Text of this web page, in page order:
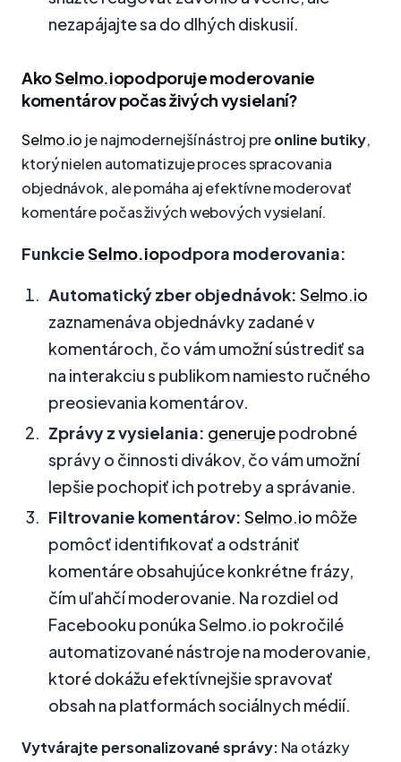
nezapájajte sa do dlhých diskusií.
AkoSelmo.iopodporuje moderovanie
komentárov počas živých vysielaní?
Selmo.io je najmodernejší nástroj preonline butiky,
ktorý nielen automatizuje proces spracovania
objednávok, ale pomáha aj efektívne moderovať
komentáre počas živých webových vysielaní.
FunkcieSelmo.iopodpora moderovania:
Automatický zber objednávok: Selmo.io
zaznamenáva objednávky zadané v
komentároch, čo vám umožní sústrediť sa
na interakciu s publikom namiesto ručného
preosievania komentárov.
Zprávy z vysielania: generujepodrobné
správy o činnosti divákov, čo vám umožní
lepšie pochopiť ich potreby a správanie.
Filtrovanie komentárov: Selmo.io môže
pomôcť identifikovať a odstrániť
komentáre obsahujúce konkrétne frázy,
čím uľahčí moderovanie. Na rozdiel od
Facebooku ponúka Selmo.io pokročilé
automatizované nástroje na moderovanie,
ktoré dokážu efektívnejšie spravovať
obsah na platformách sociálnych médií.
Vytvárajte personalizované správy: Na otázky